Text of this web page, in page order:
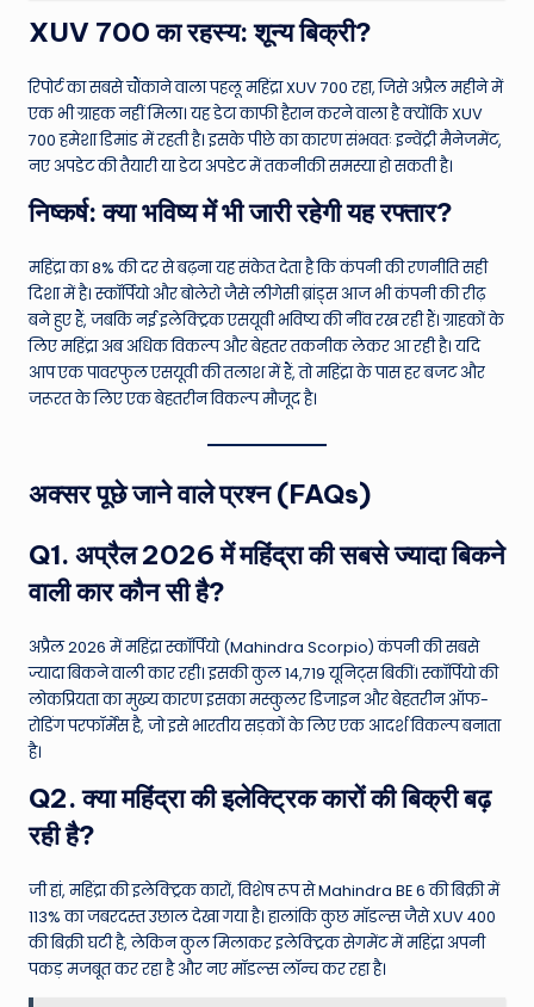
XUV 700 का रहस्य: शून्य बिक्री?
रिपोर्ट का सबसे चौंकाने वाला पहलू महिंद्रा XUV 700 रहा, जिसे अप्रैल महीने में
एक भी ग्राहक नहीं मिला। यह डेटा काफी हैरान करने वाला है क्योंकि XUV
700 हमेशा डिमांड में रहती है। इसके पीछे का कारण संभवतः इन्वेंट्री मैनेजमेंट,
नए अपडेट की तैयारी या डेटा अपडेट में तकनीकी समस्या हो सकती है।
निष्कर्ष: क्या भविष्य में भी जारी रहेगी यह रफ्तार?
महिंद्रा का 8% की दर से बढ़ना यह संकेत देता है कि कंपनी की रणनीति सही
दिशा में है। स्कॉर्पियो और बोलेरो जैसे लीगेसी ब्रांड्स आज भी कंपनी की रीढ़
बने हुए हैं, जबकि नई इलेक्ट्रिक एसयूवी भविष्य की नींव रख रही हैं। ग्राहकों के
लिए महिंद्रा अब अधिक विकल्प और बेहतर तकनीक लेकर आ रही है। यदि
आप एक पावरफुल एसयूवी की तलाश में हैं, तो महिंद्रा के पास हर बजट और
जरूरत के लिए एक बेहतरीन विकल्प मौजूद है।
अक्सर पूछे जाने वाले प्रश्न (FAQs)
Q1. अप्रैल 2026 में महिंद्रा की सबसे ज्यादा बिकने
वाली कार कौन सी है?
अप्रैल 2026 में महिंद्रा स्कॉर्पियो (Mahindra Scorpio) कंपनी की सबसे
ज्यादा बिकने वाली कार रही। इसकी कुल 14,719 यूनिट्स बिकीं। स्कॉर्पियो की
लोकप्रियता का मुख्य कारण इसका मस्कुलर डिजाइन और बेहतरीन ऑफ-
रोडिंग परफॉर्मेंस है, जो इसे भारतीय सड़कों के लिए एक आदर्श विकल्प बनाता
है।
Q2. क्या महिंद्रा की इलेक्ट्रिक कारों की बिक्री बढ़
रही है?
जी हां, महिंद्रा की इलेक्ट्रिक कारों, विशेष रूप से Mahindra BE 6 की बिक्री में
113% का जबरदस्त उछाल देखा गया है। हालांकि कुछ मॉडल्स जैसे XUV 400
की बिक्री घटी है, लेकिन कुल मिलाकर इलेक्ट्रिक सेगमेंट में महिंद्रा अपनी
पकड़ मजबूत कर रहा है और नए मॉडल्स लॉन्च कर रहा है।